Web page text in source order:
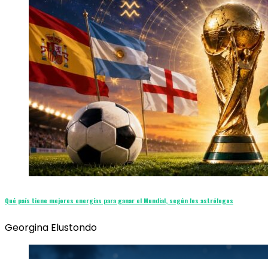
Qué país tiene mejores energías para ganar el Mundial, según los astrólogos
Georgina Elustondo